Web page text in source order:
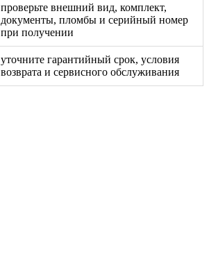
проверьте внешний вид, комплект,
документы, пломбы и серийный номер
при получении
уточните гарантийный срок, условия
возврата и сервисного обслуживания